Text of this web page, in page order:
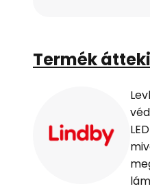
Termék